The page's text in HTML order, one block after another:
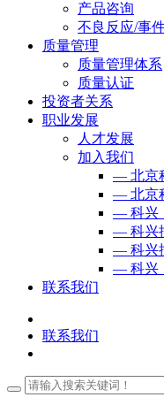
产品咨询
不良反应/事
质量管理
质量管理体系
质量认证
投资者关系
职业发展
人才发展
加入我们
— 北京
— 北京
— 科兴
— 科兴
— 科兴
— 科兴
联系我们
联系我们